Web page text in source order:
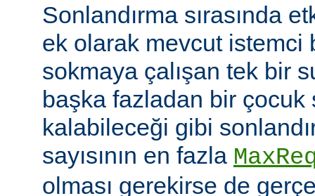
Sonlandırma sırasında
ek olarak mevcut istemci
sokmaya çalışan tek bir
başka fazladan bir çocuk
kalabileceği gibi
sayısının en fazla
olması gerekirse de